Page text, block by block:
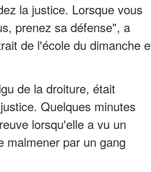
la justice. Lorsque vous
prenez sa défense", a
de l'école du dimanche
de la droiture, était
Quelques minutes
lorsqu'elle a vu un
malmener par un gang